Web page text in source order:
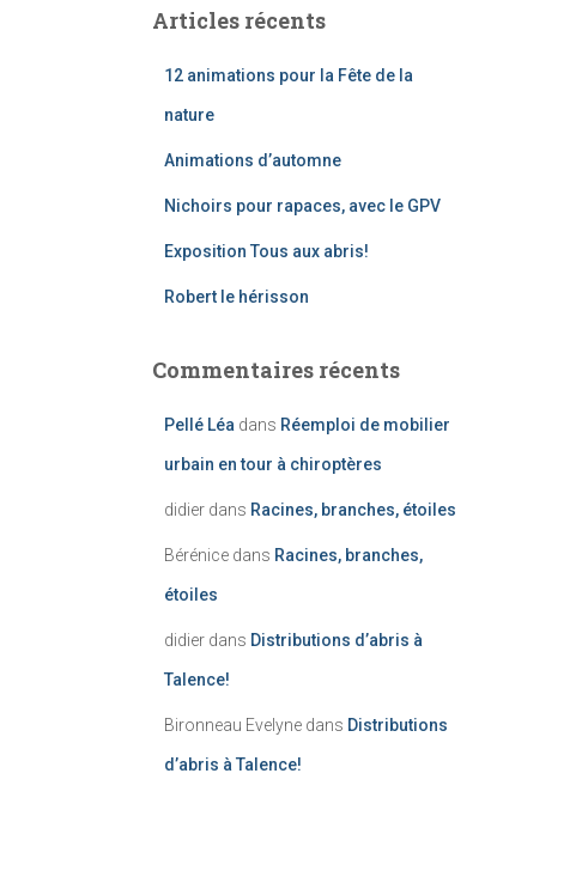
Articles récents
12 animations pour la Fête de la
nature
Animations d’automne
Nichoirs pour rapaces, avec le GPV
Exposition Tous aux abris!
Robert le hérisson
Commentaires récents
Pellé Léa dans Réemploi de mobilier
urbain en tour à chiroptères
didierdans Racines, branches, étoiles
Bérénicedans Racines, branches,
étoiles
didierdans Distributions d’abris à
Talence!
Bironneau Evelynedans Distributions
d’abris à Talence!